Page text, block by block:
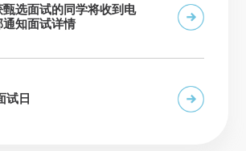
甄选面试的同学将收到电
通知面试详情
试日